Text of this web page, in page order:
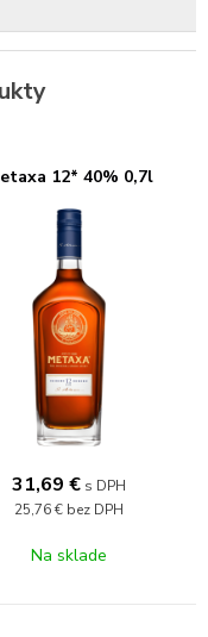
12* 40% 0,7l
31,69 € s DPH
25,76 € bez DPH
Na sklade